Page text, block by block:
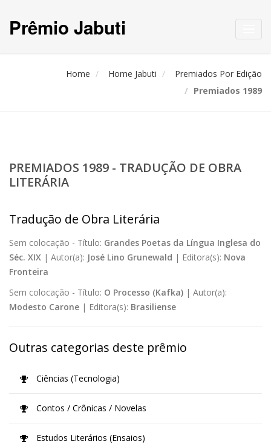
Prêmio Jabuti
Home Home Jabuti
Premiados Por Edição
Premiados 1989
PREMIADOS 1989 - TRADUÇÃO DE OBRA
LITERÁRIA
Tradução de Obra Literária
Sem colocação - Título: Grandes Poetas da Língua Inglesa do
Séc. XIX | Autor(a): José Lino Grunewald | Editora(s): Nova
Fronteira
Sem colocação - Título: O Processo (Kafka) | Autor(a):
Modesto Carone | Editora(s): Brasiliense
Outras categorias deste prêmio
Ciências (Tecnologia)
Contos / Crônicas / Novelas
Estudos Literários (Ensaios)